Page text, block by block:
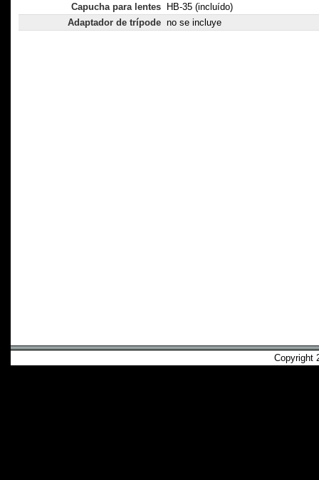
Capucha para lentes
HB-35 (incluído)
Adaptador de trípode no se incluye
Copyright